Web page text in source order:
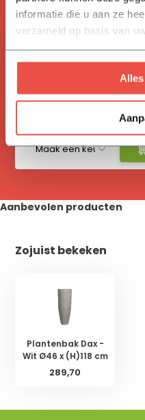
informatie die u aan ze
verzameld op basis van
Vivimus
Aanbevolen producten
Zojuist bekeken
Plantenbak Dax -
Wit Ø46 x (H)118 cm
289,70